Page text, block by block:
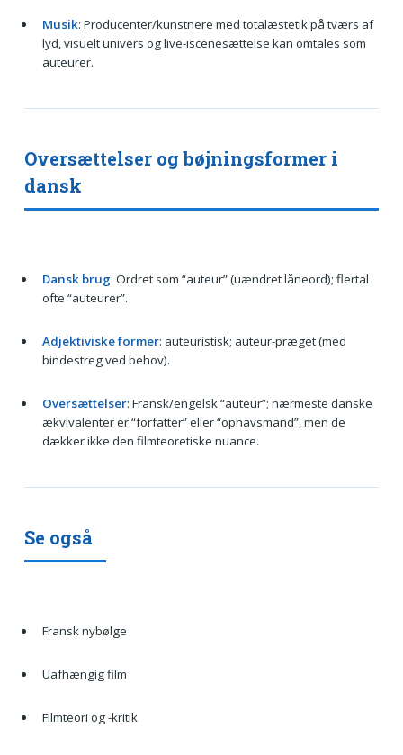
Musik: Producenter/kunstnere med totalæstetik på tværs af
lyd, visuelt univers og live-iscenesættelse kan omtales som
auteurer.
Oversættelser og bøjningsformer i
dansk
Dansk brug: Ordret som “auteur” (uændret låneord); flertal
ofte “auteurer”.
Adjektiviske former: auteuristisk; auteur-præget (med
bindestreg ved behov).
Oversættelser: Fransk/engelsk “auteur”; nærmeste danske
ækvivalenter er “forfatter” eller “ophavsmand”, men de
dækker ikke den filmteoretiske nuance.
Se også
Fransk nybølge
Uafhængig film
Filmteori og -kritik